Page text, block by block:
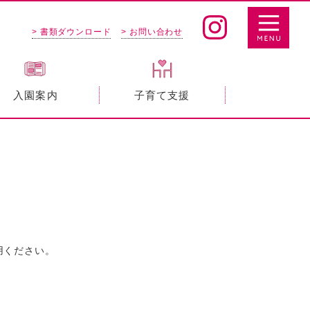
> 書類ダウンロード > お問い合わせ
入園案内 子育て支援
ださい。